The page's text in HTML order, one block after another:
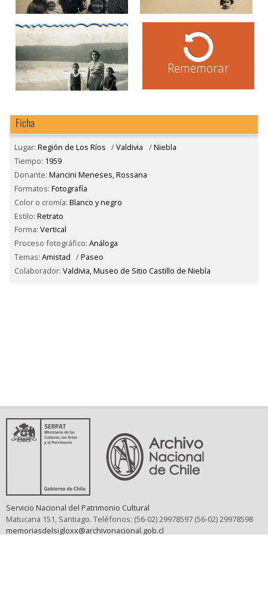
Rememorar
Ficha
Lugar: Región de Los Ríos /Valdivia /Niebla
Tiempo: 1959
Donante: Mancini Meneses, Rossana
Formatos: Fotografía
Color o cromía: Blanco y negro
Estilo: Retrato
Forma: Vertical
Proceso fotográfico: Análoga
Temas: Amistad /Paseo
Colaborador: Valdivia, Museo de Sitio Castillo de Niebla
Servicio Nacional del Patrimonio Cultural
Matucana 151, Santiago. Teléfonos: (56-02) 29978597 (56-02) 29978598
memoriasdelsigloxx@archivonacional.gob.cl